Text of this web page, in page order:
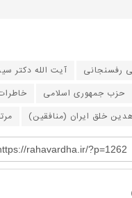
رفسنجانی
آیت الله دکتر
حزب جمهوری اسلامی
خلق ایران (منافقین)
rahavardha.ir/?p=1262